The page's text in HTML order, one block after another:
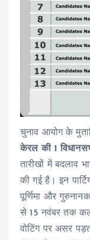
चुनाव आयोग के
केरल की 1
तारीखों में बदलाव
की गई है। इन
पूर्णिमा और
से 15 नवंबर तक
वोटिंग पर असर